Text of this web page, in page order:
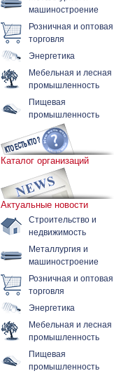
машиностроение
Розничная и оптовая
торговля
Энергетика
Мебельная и лесная
промышленность
Пищевая
промышленность
Каталог организаций
Актуальные новости
Строительство и
недвижимость
Металлургия и
машиностроение
Розничная и оптовая
торговля
Энергетика
Мебельная и лесная
промышленность
Пищевая
промышленность